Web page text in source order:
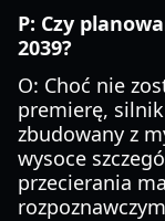
P: Czy
2039?
O: Choć nie
premierę, silnik
zbudowany z
wysoce
przecierania